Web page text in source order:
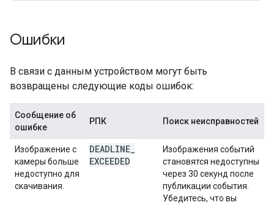
Ошибки
В связи с данным устройством могут быть
возвращены следующие коды ошибок:
Сообщение об
ошибке
РПК Поиск неисправностей
Изображение с
камеры больше
недоступно для
скачивания.
DEADLINE
EXCEEDED
Изображения событий
становятся недоступны
через 30 секунд после
публикации события.
Убедитесь, что вы